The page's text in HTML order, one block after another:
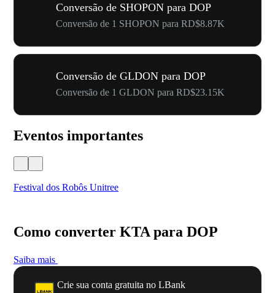
Conversão de SHOPON para DOP
Conversão de 1 SHOPON para RD$8.87K
Conversão de GLDON para DOP
Conversão de 1 GLDON para RD$23.15K
Eventos importantes
Festival dos Robôs Unitree
Como converter KTA para DOP
Saiba mais
Crie sua conta gratuita no LBank